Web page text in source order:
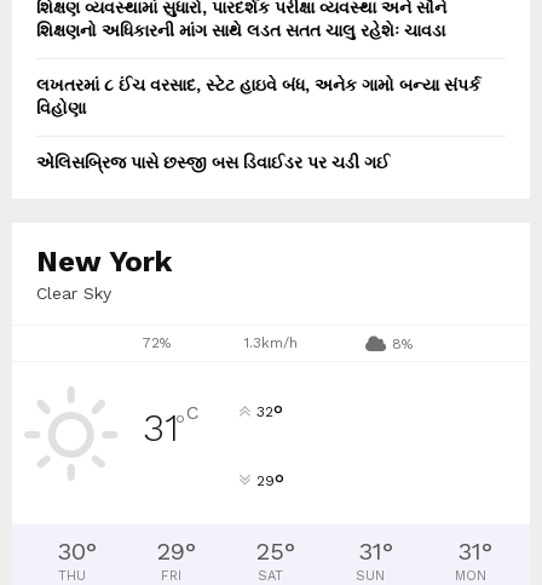
શિક્ષણ વ્યવસ્થામાં સુધારો, પારદર્શક પરીક્ષા વ્યવસ્થા અને સૌને
શિક્ષણનો અધિકારની માંગ સાથે લડત સતત ચાલુ રહેશેઃ ચાવડા
લખતરમાં ૮ ઈંચ વરસાદ, સ્ટેટ હાઇવે બંધ, અનેક ગામો બન્યા સંપર્ક
વિહોણા
એલિસબ્રિજ પાસે છસ્જી બસ ડિવાઈડર પર ચડી ગઈ
New York
Clear Sky
72% 1.3km/h 8%
31°C 32°
29°
30°
THU
29°
FRI
25°
SAT
31°
SUN
31°
MON